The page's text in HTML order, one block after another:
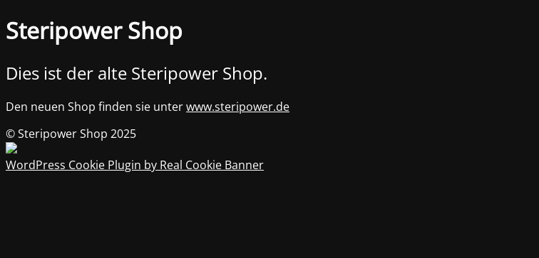
Steripower Shop
Dies ist der alte Steripower Shop.
Den neuen Shop finden sie unterwww.steripower.de
© Steripower Shop 2025
WordPress Cookie Plugin by Real Cookie Banner